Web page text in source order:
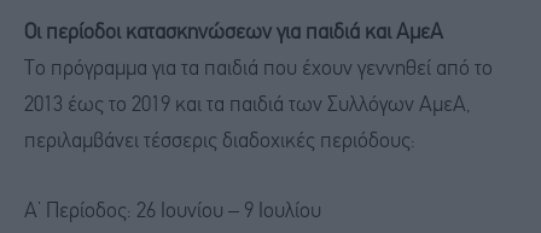
Οι περίοδοι κατασκηνώσεων για παιδιά και ΑμεΑ
Το πρόγραμμα για τα παιδιά που έχουν γεννηθεί από το
2013 έως το 2019 και τα παιδιά των Συλλόγων ΑμεΑ,
περιλαμβάνει τέσσερις διαδοχικές περιόδους:
Α’ Περίοδος: 26 Ιουνίου – 9 Ιουλίου